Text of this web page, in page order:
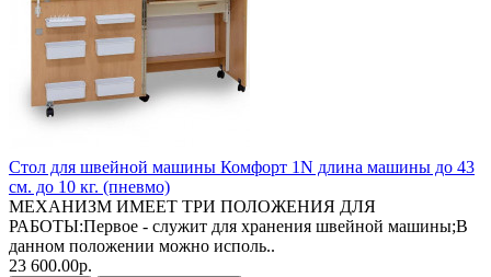
Стол для швейной машины Комфорт 1N длина машины до 43
см. до 10 кг. (пневмо)
МЕХАНИЗМ ИМЕЕТ ТРИ ПОЛОЖЕНИЯ ДЛЯ
РАБОТЫ:Первое - служит для хранения швейной машины;В
данном положении можно исполь..
23 600.00р.